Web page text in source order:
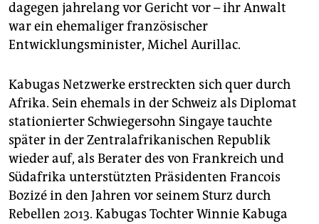
dagegen jahrelang vor Gericht vor – ihr Anwalt
war ein ehemaliger französischer
Entwicklungsminister, Michel Aurillac.
Kabugas Netzwerke erstreckten sich quer durch
Afrika. Sein ehemals in der Schweiz als Diplomat
stationierter Schwiegersohn Singaye tauchte
später in der Zentralafrikanischen Republik
wieder auf, als Berater des von Frankreich und
Südafrika unterstützten Präsidenten Francois
Bozizé in den Jahren vor seinem Sturz durch
Rebellen 2013. Kabugas Tochter Winnie Kabuga